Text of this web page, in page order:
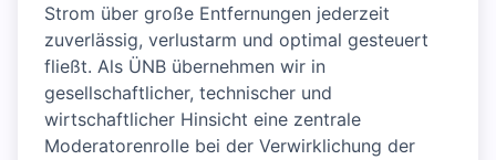
Strom über große Entfernungen jederzeit
zuverlässig, verlustarm und optimal gesteuert
fließt. Als ÜNB übernehmen wir in
gesellschaftlicher, technischer und
wirtschaftlicher Hinsicht eine zentrale
Moderatorenrolle bei der Verwirklichung der